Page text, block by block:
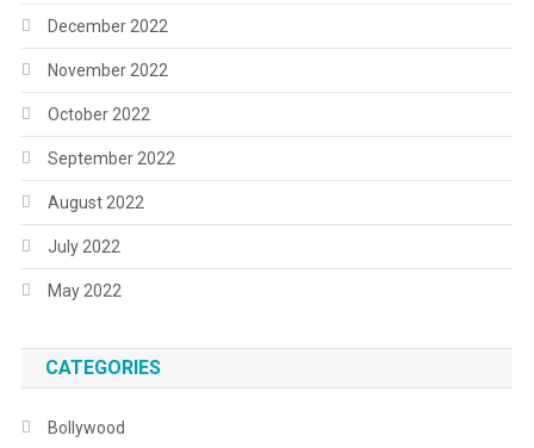
December 2022
November 2022
October 2022
September 2022
August 2022
July 2022
May 2022
CATEGORIES
Bollywood